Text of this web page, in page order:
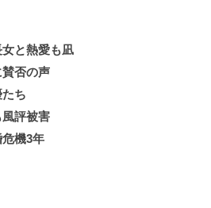
と熱愛も凪
否の声
ち
評被害
機3年